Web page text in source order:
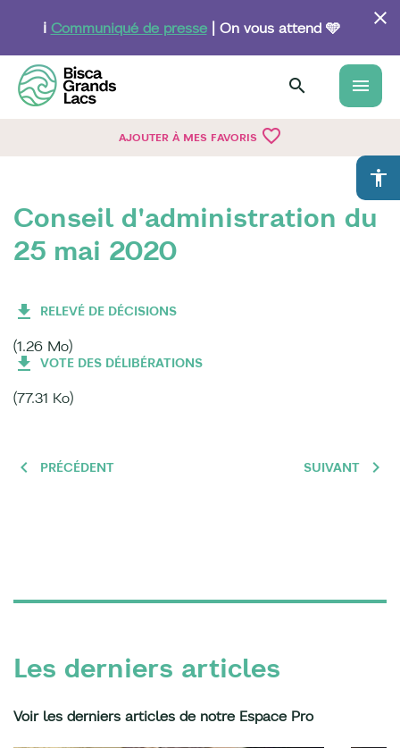
principal
ℹ️ Communiqué de presse| On vous attend 🩵
menu
AJOUTER À MES FAVORIS favorite_border
accessibility
Conseil d'administration du
25 mai 2020
RELEVÉ DE DÉCISIONS
(1.26 Mo)
VOTE DES DÉLIBÉRATIONS
(77.31 Ko)
PRÉCÉDENT SUIVANT
Les derniers articles
Voir les derniers articles de notre Espace Pro